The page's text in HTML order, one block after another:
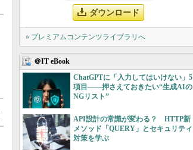
ダウンロード
» プレミアムコンテンツライブラリへ
＠IT eBook
ChatGPTに「入力してはいけない」5
項目――押さえておきたい“生成AIの
NGリスト”
API設計の常識が変わる？ HTTP新
メソッド「QUERY」とセキュリティ
対策を学ぶ